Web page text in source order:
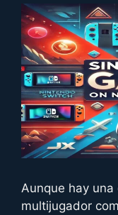
Aunque hay
multijugador